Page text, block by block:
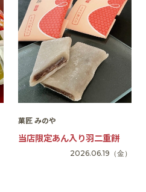
菓匠 みのや
当店限定あん入り羽二重餅
2026.06.19 （金）